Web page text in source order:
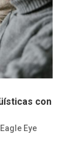
con
Eagle Eye